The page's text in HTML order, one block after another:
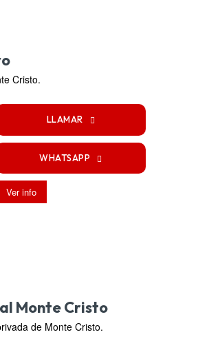
Cristo.
LLAMAR
WHATSAPP
Ver info
Monte Cristo
de Monte Cristo.